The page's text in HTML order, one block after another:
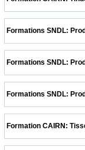
Formations SNDL:
Formations SNDL:
Formations SNDL:
Formation